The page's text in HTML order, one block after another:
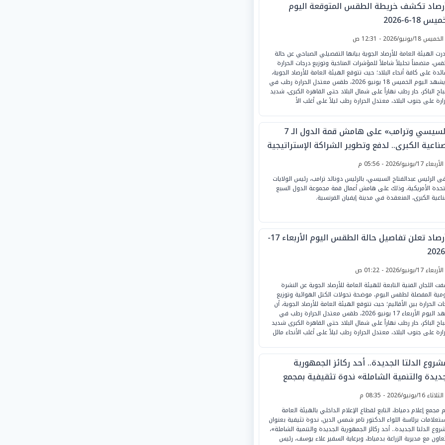
تكشف خريطة الطقس المتوقعة اليوم
18-6-2026
الخميس 18/يونيو/2026 - 12:31 ص
الهيئة العامة للأرصاد الجوية بيانها التفصيلي الصباحي عن حالة
متضمناً تحليلاً شاملاً للمؤشرات المناخية وتوزيع درجات الحرارة
على كافة أنحاء البلاد؛ حيث تتوقع الهيئة العامة للأرصاد الجوية،
أن يشهد اليوم الخميس 18 يونيو 2026، طقس معتدل الحرارة رطب في
الباكر، حار رطب نهاراً على شمال البلاد حتى القاهرة الكبرى، شديد
على جنوب البلاد، معتدل الحرارة رطب ليلاً على أغلب الأ
«السيسي وترامب» على هامش قمة الدول الـ 7
الكبرى.. لدفع وتطوير الشراكة الإستراتيجية
البلدين
الأربعاء 17/يونيو/2026 - 05:56 م
الرئيس عبدالفتاح السيسي، بالرئيس دونالد ترامب، رئيس الولايات
الأمريكية، وذلك على هامش أعمال قمة مجموعة الدول السبع
الكبرى، المنعقدة في مدينة إيفيان الفرنسية.
الأرصاد تعلن تفاصيل حالة الطقس اليوم الأربعاء 17-
الأربعاء 17/يونيو/2026 - 01:22 ص
اللجان الفنية التابعة للهيئة العامة للأرصاد الجوية عن النشرة
المفصلة لطقس اليوم، موضحة تحولات الكتل الهوائية وتوزيع
الحرارة بين الأقاليم؛ حيث تتوقع الهيئة العامة للأرصاد الجوية، أن
يشهد اليوم الأربعاء 17 يونيو 2026، طقس معتدل الحرارة رطب في
الباكر، حار رطب نهاراً على شمال البلاد حتى القاهرة الكبرى شديد
على جنوب البلاد، معتدل الحرارة رطب ليلاً على أغلب الأنحاء مائل
الدلتا الجديدة.. أحد ركائز الجمهورية
والتنمية الشاملة» ندوة تثقيفية بمجمع
دمياطالثلاثاء 16/يونيو/2026 - 08:35 م
مجمع إعلام دمياط، التابع لقطاع الإعلام الداخلي بالهيئة العامة
برئاسة اللواء الدكتور تامر شمس الدين، ندوة تثيفية بعنوان
الدلتا الجديدة.. أحد ركائز الجمهورية الجديدة والتنمية الشاملة»،
مع مديرية الزراعة بدمياط، وبرعاية السفير علاء يوسف، رئيس